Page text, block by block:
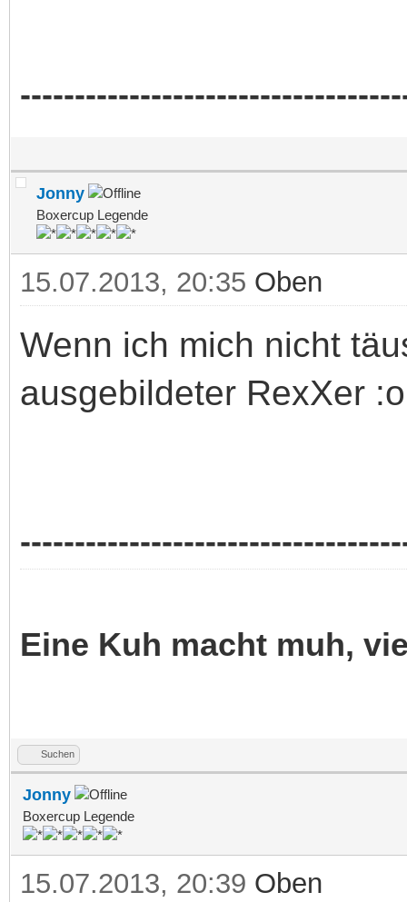
Jonny
Boxercup Legende
15.07.2013, 20:35 Oben
Wenn ich mich nicht
ausgebildeter RexXer
Eine Kuh macht muh,
Suchen
Jonny
Boxercup Legende
15.07.2013, 20:39 Oben